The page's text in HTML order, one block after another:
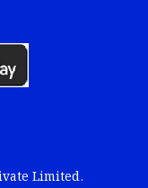
Limited.